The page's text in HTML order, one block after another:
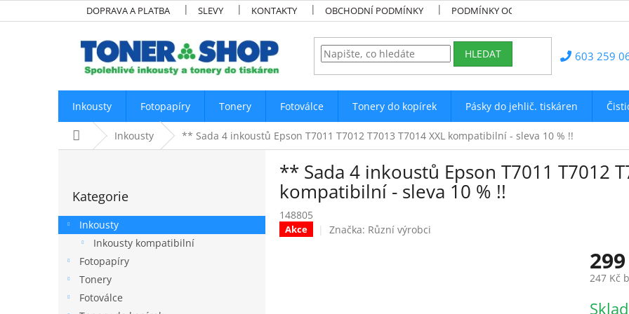
na
DOPRAVA A PLATBA SLEVY KONTAKTY OBCHODNÍ PODMÍNKY PODMÍNKY OCHRANY OSOBNÍCH ÚDAJŮ
HLEDAT 603 259
Inkousty Fotopapíry Tonery Fotoválce Tonery do kopírek Pásky do jehlič. tiskáren
Domů Inkousty ** Sada 4 inkoustů Epson T7011 T7012 T7013 T7014 XXL kompatibilní - sleva 10 % !!
r
a
kategorie
Kategorie
Inkousty
Inkousty kompatibilní
Fotopapíry
Tonery
Fotoválce
** Sada 4 inkoustů Epson T7011 T7012
kompatibilní - sleva 10 % !!
148805
Akce Značka: Různí výrobci
247 Kč
cena: